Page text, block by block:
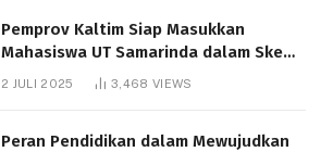
Pemprov Kaltim Siap Masukkan
Mahasiswa UT Samarinda dalam Skema
Bantuan Pendidikan Gratispol
2 JULI 2025 3,468 VIEWS
Peran Pendidikan dalam Mewujudkan